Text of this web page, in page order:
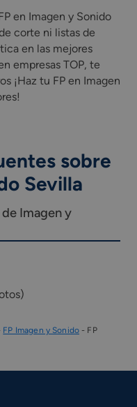
en Imagen y Sonido
corte ni listas de
en las mejores
empresas TOP, te
¡Haz tu FP en Imagen
sobre
Sevilla
Imagen y
FP Imagen y Sonido - FP